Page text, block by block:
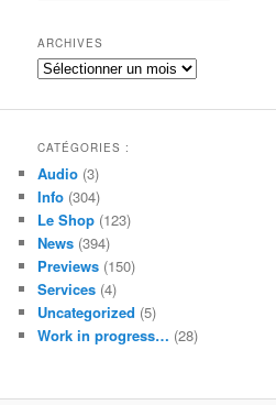
h
e
ARCHIVES
Archives
CATÉGORIES :
Audio (3)
Info (304)
Le Shop (123)
News (394)
Previews (150)
Services (4)
Uncategorized (5)
Work in progress… (28)